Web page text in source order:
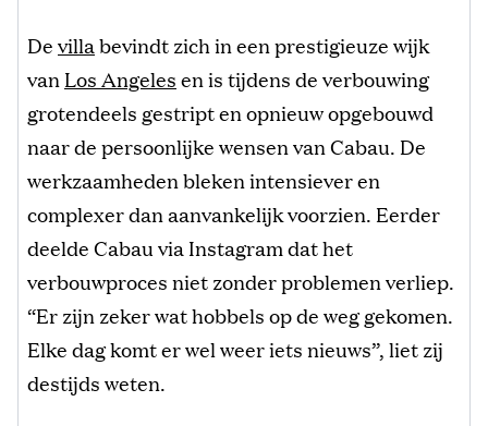
Devillabevindt zich in een prestigieuze wijk
van Los Angelesen is tijdens de verbouwing
grotendeels gestript en opnieuw opgebouwd
naar de persoonlijke wensen van Cabau. De
werkzaamheden bleken intensiever en
complexer dan aanvankelijk voorzien. Eerder
deelde Cabau via Instagram dat het
verbouwproces niet zonder problemen verliep.
“Er zijn zeker wat hobbels op de weg gekomen.
Elke dag komt er wel weer iets nieuws”, liet zij
destijds weten.